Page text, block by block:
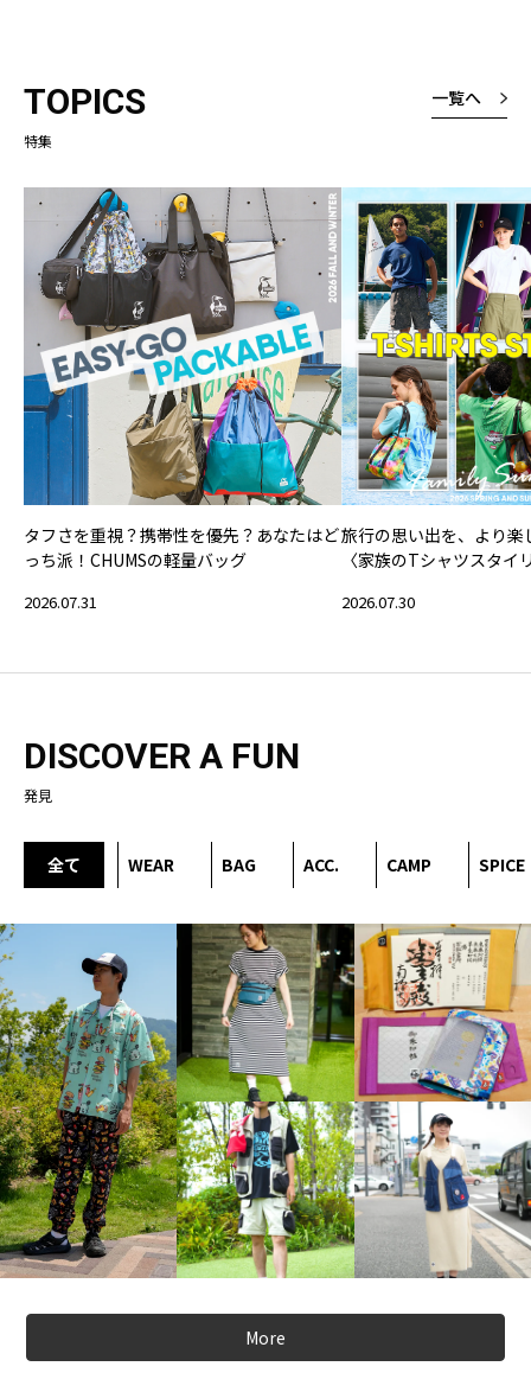
TOPICS
特集
一覧へ
タフさを重視？携帯性を優先？あなたはど
っち派！CHUMSの軽量バッグ
2026.07.31
旅行の思い出を、より楽
〈家族のTシャツスタイ
2026.07.30
DISCOVER A FUN
発見
全て WEAR BAG ACC. CAMP SPICE
More